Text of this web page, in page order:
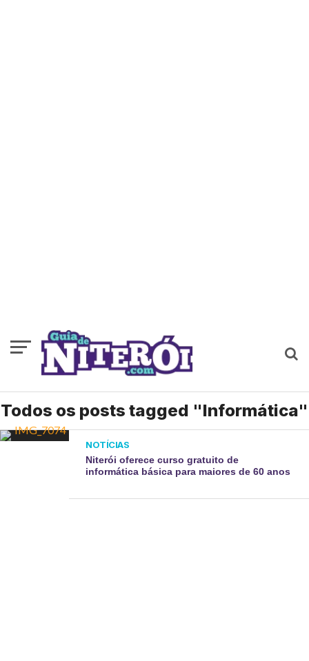
Todos os posts tagged "Informática"
NOTÍCIAS
Niterói oferece curso gratuito de
informática básica para maiores de 60 anos